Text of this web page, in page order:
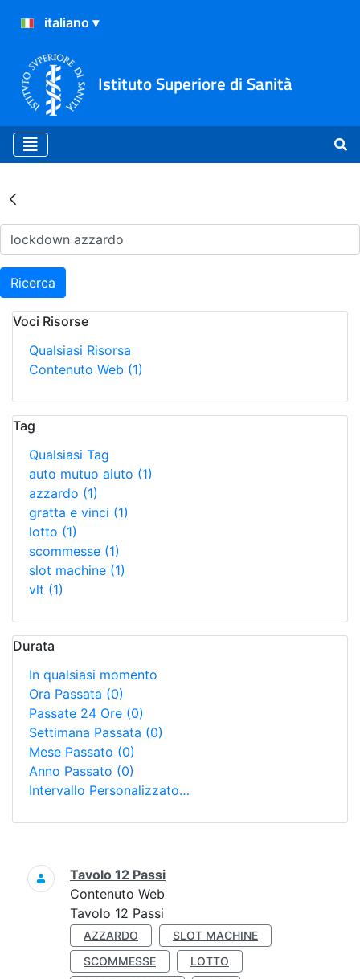
Istituto Superiore di Sanità
Risultati della Ricerca -
Ricerca
Voci Risorse
Qualsiasi Risorsa
Contenuto Web (1)
Tag
Qualsiasi Tag
auto mutuo aiuto (1)
azzardo (1)
gratta e vinci (1)
lotto (1)
scommesse (1)
slot machine (1)
vlt (1)
Durata
In qualsiasi momento
Ora Passata (0)
Passate 24 Ore (0)
Settimana Passata (0)
Mese Passato (0)
Anno Passato (0)
Intervallo Personalizzato…
Ricerca
Tavolo 12 Passi
Contenuto Web
Tavolo 12 Passi
AZZARDO
SLOT MACHINE
SCOMMESSE
LOTTO